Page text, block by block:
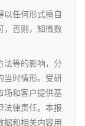
以任何形式擅自
，否则，知微数
法等的影响，分
当时情形。受研
场和客户提供基
法律责任。本报
据和相关内容用